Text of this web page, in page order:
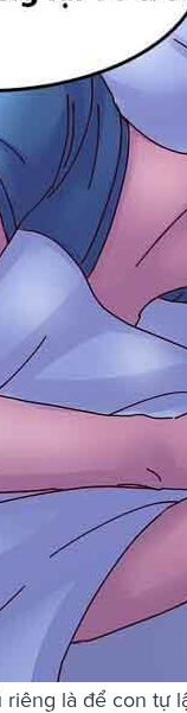
là để con tự